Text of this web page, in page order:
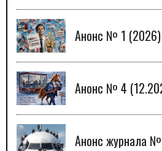
Анонс № 1 (2026)
Анонс № 4
Анонс журнала